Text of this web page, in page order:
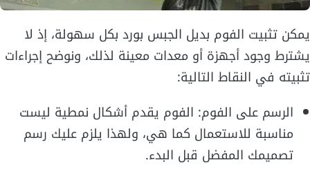
يمكن تثبيت الفوم بديل الجبس بورد بكل سهولة، إذ لا
يشترط وجود أجهزة أو معدات معينة لذلك، ونوضح إجراءات
تثبيته في النقاط التالية:
الرسم على الفوم: الفوم يقدم أشكال نمطية ليست
مناسبة للاستعمال كما هي، ولهذا يلزم عليك رسم
تصميمك المفضل قبل البدء.